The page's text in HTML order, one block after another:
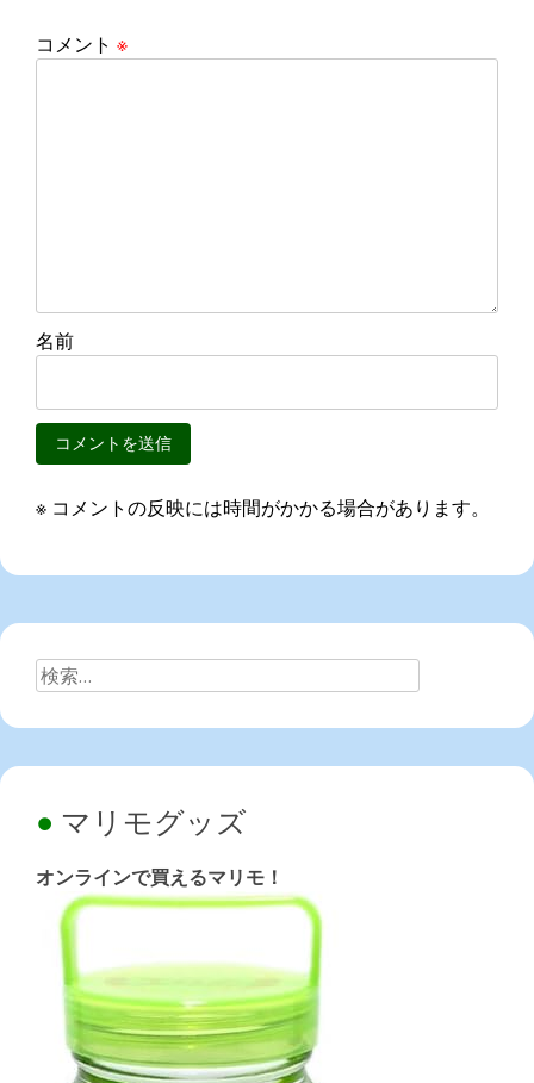
コメント ※
名前
※ コメントの反映には時間がかかる場合があります。
検
索:
マリモグッズ
オンラインで買えるマリモ！